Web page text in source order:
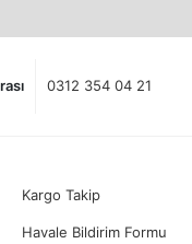
0312 354 04 21
Kargo Takip
Havale Bildirim Formu